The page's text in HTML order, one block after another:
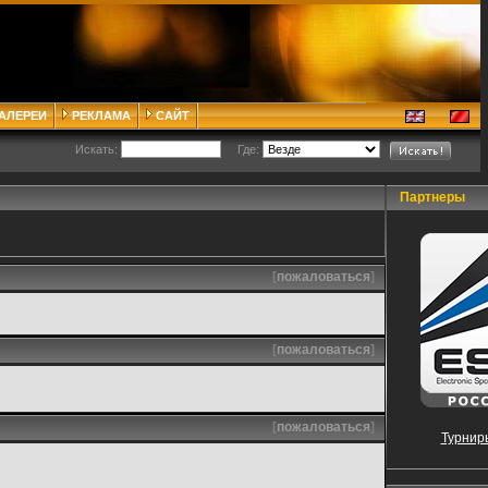
РЕКЛАМА САЙТ
Искать: Где:
[пожаловаться]
[пожаловаться]
[пожаловаться]
Партнеры